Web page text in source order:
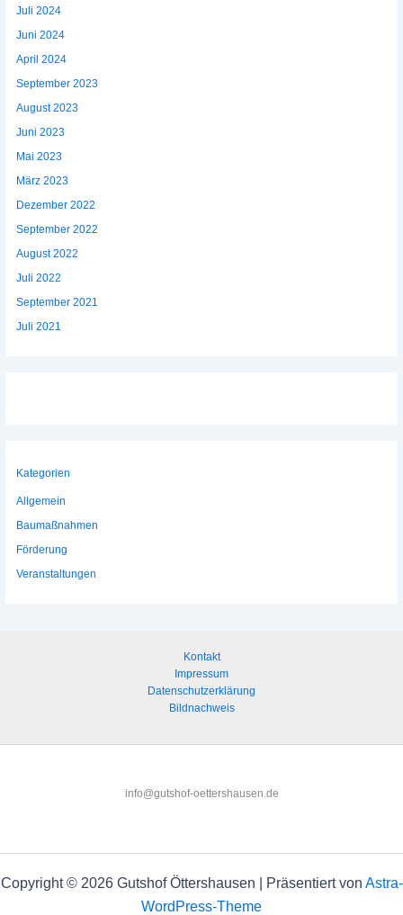
Juli 2024
Juni 2024
April 2024
September 2023
August 2023
Juni 2023
Mai 2023
März 2023
Dezember 2022
September 2022
August 2022
Juli 2022
September 2021
Juli 2021
Kategorien
Allgemein
Baumaßnahmen
Förderung
Veranstaltungen
Kontakt
Impressum
Datenschutzerklärung
Bildnachweis
info@gutshof-oettershausen.de
Copyright © 2026 Gutshof Öttershausen | Präsentiert von Astra-
WordPress-Theme